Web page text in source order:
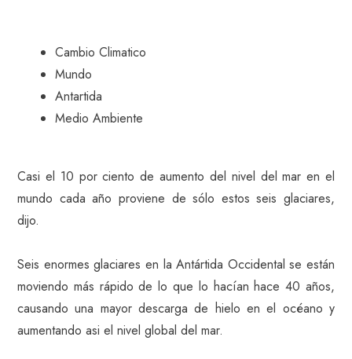
Cambio Climatico
Mundo
Antartida
Medio Ambiente
Casi el 10 por ciento de aumento del nivel del mar en el
mundo cada año proviene de sólo estos seis glaciares,
dijo.
Seis enormes glaciares en la Antártida Occidental se están
moviendo más rápido de lo que lo hacían hace 40 años,
causando una mayor descarga de hielo en el océano y
aumentando asi el nivel global del mar.